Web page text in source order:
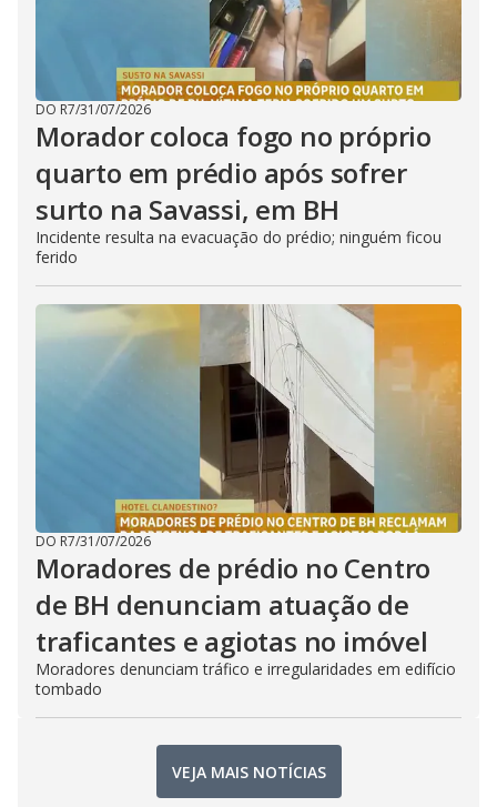
DO R7/31/07/2026
Morador coloca fogo no próprio
quarto em prédio após sofrer
surto na Savassi, em BH
Incidente resulta na evacuação do prédio; ninguém ficou
ferido
DO R7/31/07/2026
Moradores de prédio no Centro
de BH denunciam atuação de
traficantes e agiotas no imóvel
Moradores denunciam tráfico e irregularidades em edifício
tombado
VEJA MAIS NOTÍCIAS